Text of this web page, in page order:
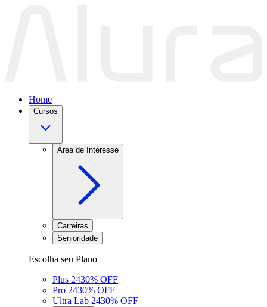
Home
Cursos
Área de Interesse
Carreiras
Senioridade
Escolha seu Plano
Plus 2430% OFF
Pro 2430% OFF
Ultra Lab 2430% OFF